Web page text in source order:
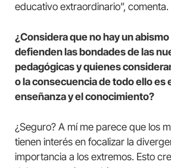
educativo extraordinario”, comenta.
¿Considera que no hay un
defienden las bondades de las
pedagógicas y quienes
o la consecuencia de todo ello es
enseñanza y el conocimiento?
¿Seguro? A mí me parece que los
tienen interés en focalizar la
importancia a los extremos. Esto